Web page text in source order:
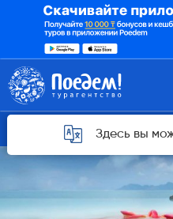
Здесь вы
Горящие туры для